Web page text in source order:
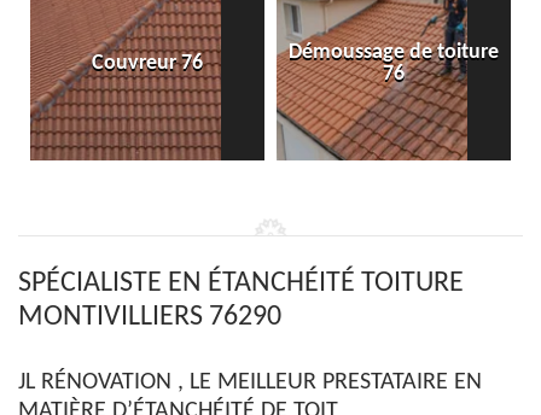
76
Démoussage de toiture
76
Etanchéité
SPÉCIALISTE EN ÉTANCHÉITÉ TOITURE
MONTIVILLIERS 76290
JL RÉNOVATION , LE MEILLEUR PRESTATAIRE EN